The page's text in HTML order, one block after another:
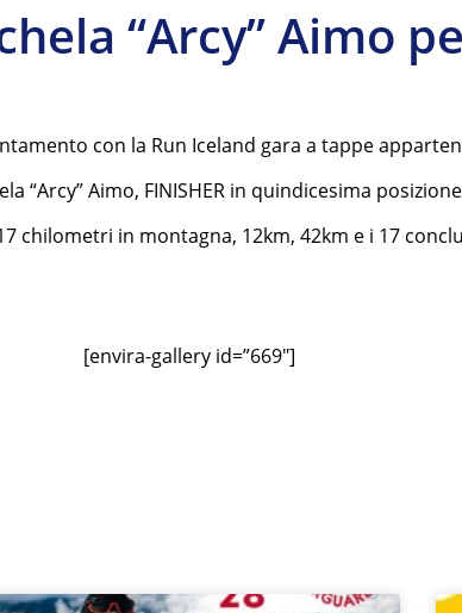
“Arcy” Aimo
con la Run Iceland gara a tappe
“Arcy” Aimo, FINISHER in quindicesima
chilometri in montagna, 12km, 42km e i 17
[envira-gallery id=”669″]